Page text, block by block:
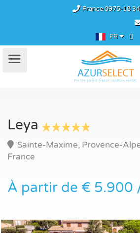
France0975-18
FR
Leya
Sainte-Maxime, Provence-
France
À partir de € 5.900